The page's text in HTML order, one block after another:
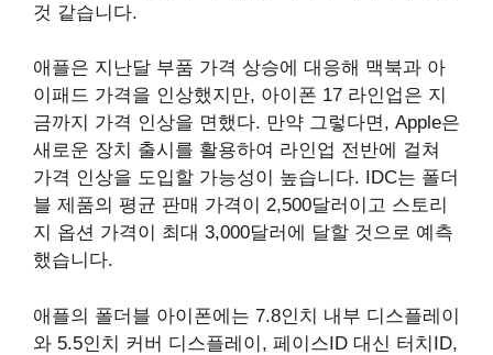
것 같습니다.
애플은 지난달 부품 가격 상승에 대응해 맥북과 아
이패드 가격을 인상했지만, 아이폰 17 라인업은 지
금까지 가격 인상을 면했다. 만약 그렇다면, Apple은
새로운 장치 출시를 활용하여 라인업 전반에 걸쳐
가격 인상을 도입할 가능성이 높습니다. IDC는 폴더
블 제품의 평균 판매 가격이 2,500달러이고 스토리
지 옵션 가격이 최대 3,000달러에 달할 것으로 예측
했습니다.
애플의 폴더블 아이폰에는 7.8인치 내부 디스플레이
와 5.5인치 커버 디스플레이, 페이스ID 대신 터치ID,